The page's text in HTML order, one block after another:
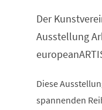
Der
Ausstellung
Diese
spannenden